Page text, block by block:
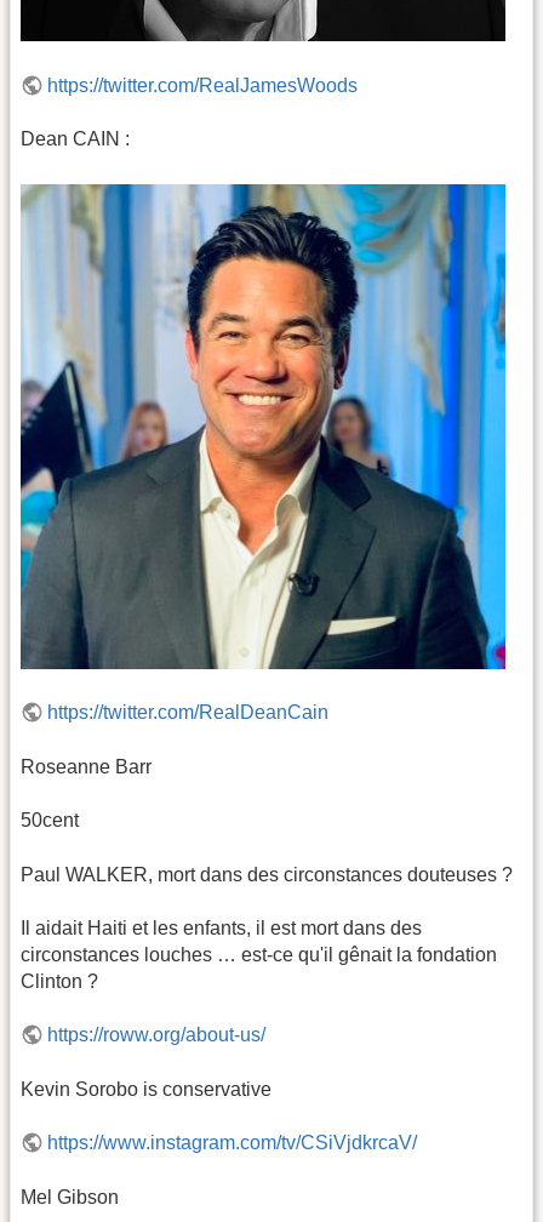
https://twitter.com/RealJamesWoods
Dean CAIN :
https://twitter.com/RealDeanCain
Roseanne Barr
50cent
Paul WALKER, mort dans des circonstances douteuses ?
Il aidait Haiti et les enfants, il est mort dans des
circonstances louches … est-ce qu'il gênait la fondation
Clinton ?
https://roww.org/about-us/
Kevin Sorobo is conservative
https://www.instagram.com/tv/CSiVjdkrcaV/
Mel Gibson